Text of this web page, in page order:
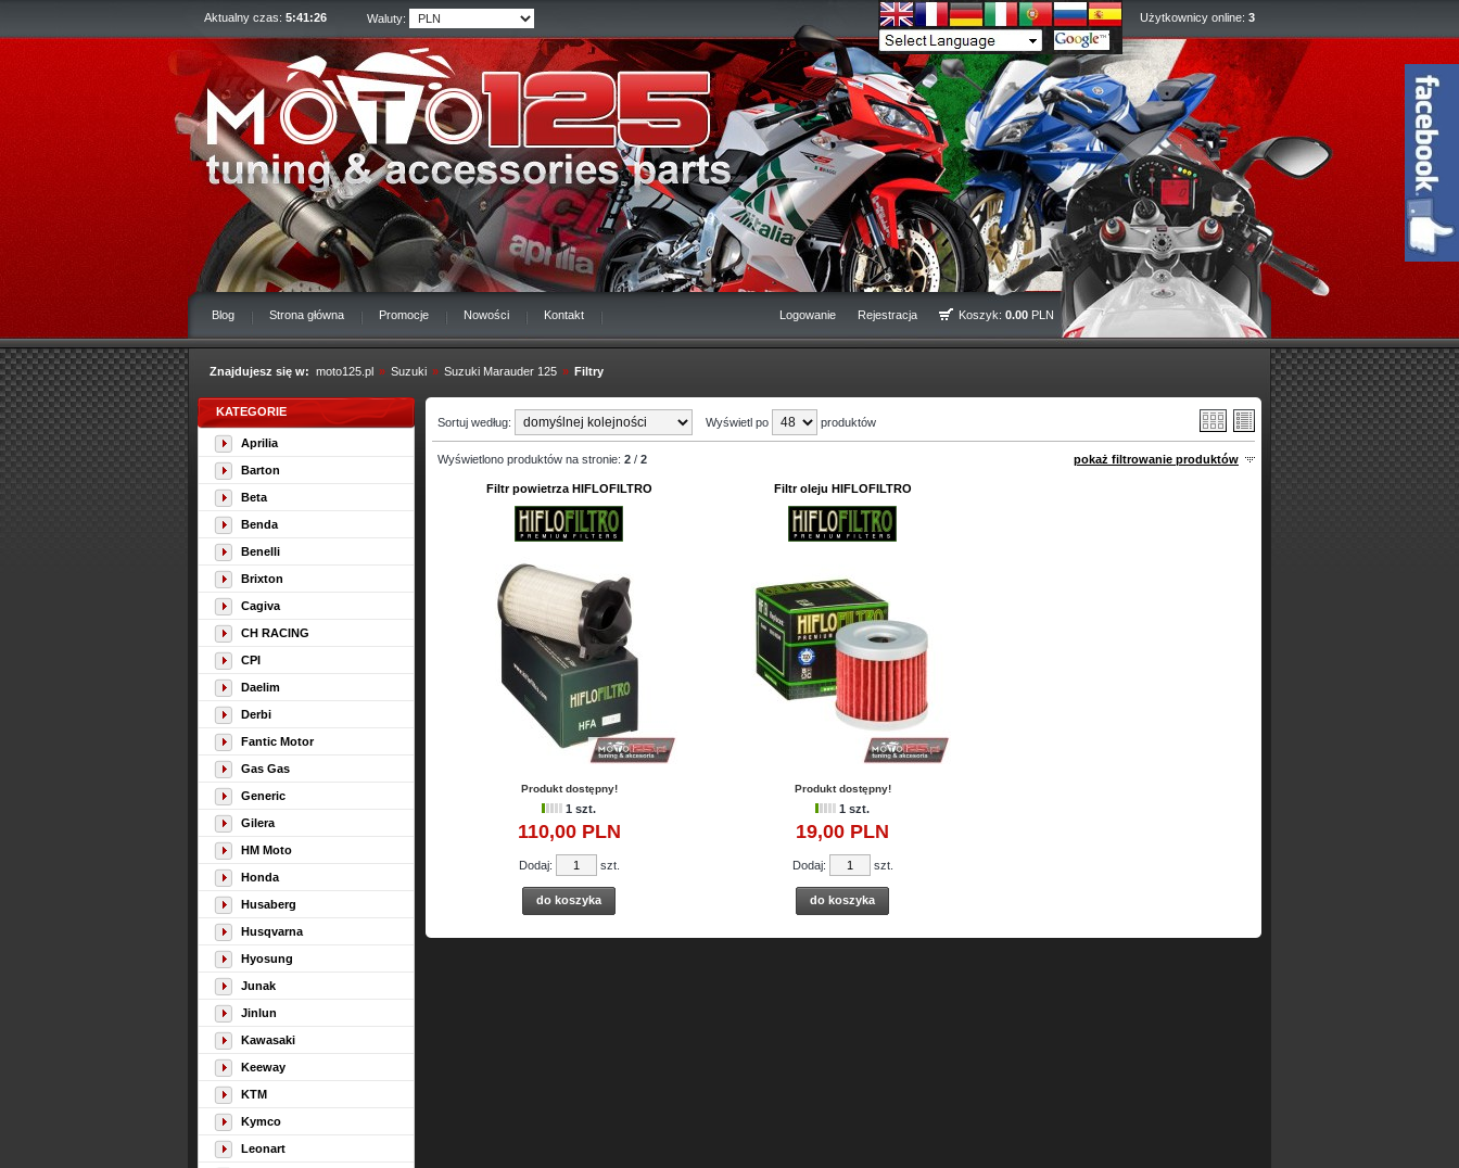
Użytkownicy online: 3
Aktualny czas: 5:41:26 Waluty:
Blog Strona główna Promocje Nowości Kontakt Logowanie Rejestracja Koszyk: 0.00 PLN
Znajdujesz się w: moto125.pl » Suzuki » Suzuki Marauder 125 » Filtry
KATEGORIE
Aprilia
Barton
Beta
Benda
Benelli
Brixton
Cagiva
CH RACING
CPI
Daelim
Derbi
Fantic Motor
Gas Gas
Generic
Gilera
HM Moto
Honda
Husaberg
Husqvarna
Hyosung
Junak
Jinlun
Kawasaki
Keeway
KTM
Kymco
Leonart
Sortuj według: Wyświetl po produktów
Wyświetlono produktów na stronie: 2 / 2 pokaż filtrowanie produktów
Filtr powietrza HIFLOFILTRO Filtr oleju HIFLOFILTRO
Produkt dostępny!
1 szt.
110,00PLN
Produkt dostępny!
1 szt.
19,00 PLN
Dodaj: szt.
do koszyka
Dodaj: szt.
do koszyka